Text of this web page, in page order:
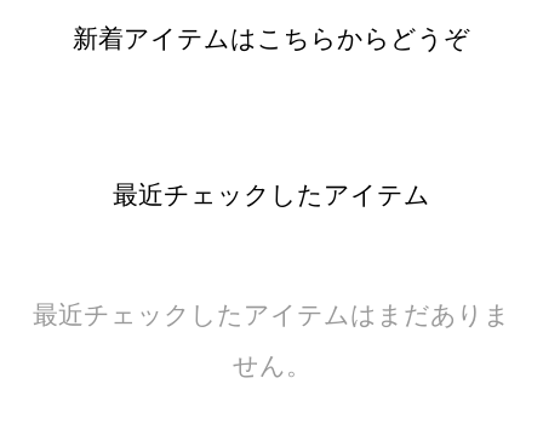
新着アイテムはこちらからどうぞ
最近チェックしたアイテム
最近チェックしたアイテムはまだありま
せん。